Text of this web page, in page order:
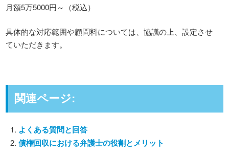
月額5万5000円～（税込）
具体的な対応範囲や顧問料については、協議の上、設定させ
ていただきます。
関連ページ:
よくある質問と回答
債権回収における弁護士の役割とメリット